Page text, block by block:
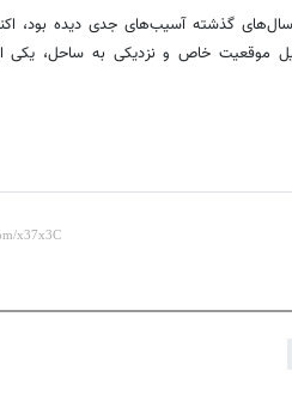
گذشته آسیب‌های جدی دیده بود،
موقعیت خاص و نزدیکی به ساحل، یکی